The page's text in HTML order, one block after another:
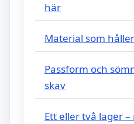
här
Material som
Passform och
skav
Ett eller två lager